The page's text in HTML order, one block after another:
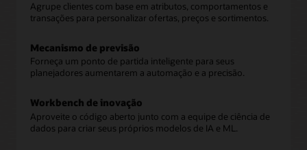
Agrupe clientes com base em atributos, comportamentos e
transações para personalizar ofertas, preços e sortimentos.
Mecanismo de previsão
Forneça um ponto de partida inteligente para seus
planejadores aumentarem a automação e a precisão.
Workbench de inovação
Aproveite o código aberto junto com a equipe de ciência de
dados para criar seus próprios modelos de IA e ML.